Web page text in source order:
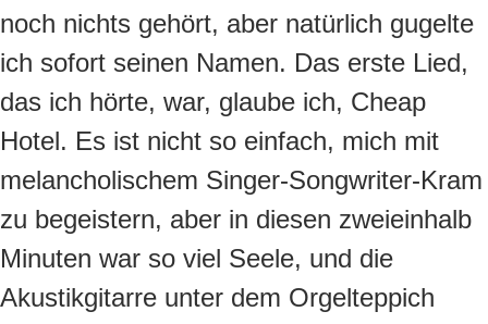
noch nichts gehört, aber natürlich gugelte
ich sofort seinen Namen. Das erste Lied,
das ich hörte, war, glaube ich, Cheap
Hotel. Es ist nicht so einfach, mich mit
melancholischem Singer-Songwriter-Kram
zu begeistern, aber in diesen zweieinhalb
Minuten war so viel Seele, und die
Akustikgitarre unter dem Orgelteppich